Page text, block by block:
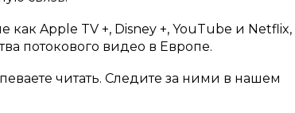
Apple TV +, Disney +, YouTube и Netflix,
потокового видео в Европе.
читать. Следите за ними в нашем